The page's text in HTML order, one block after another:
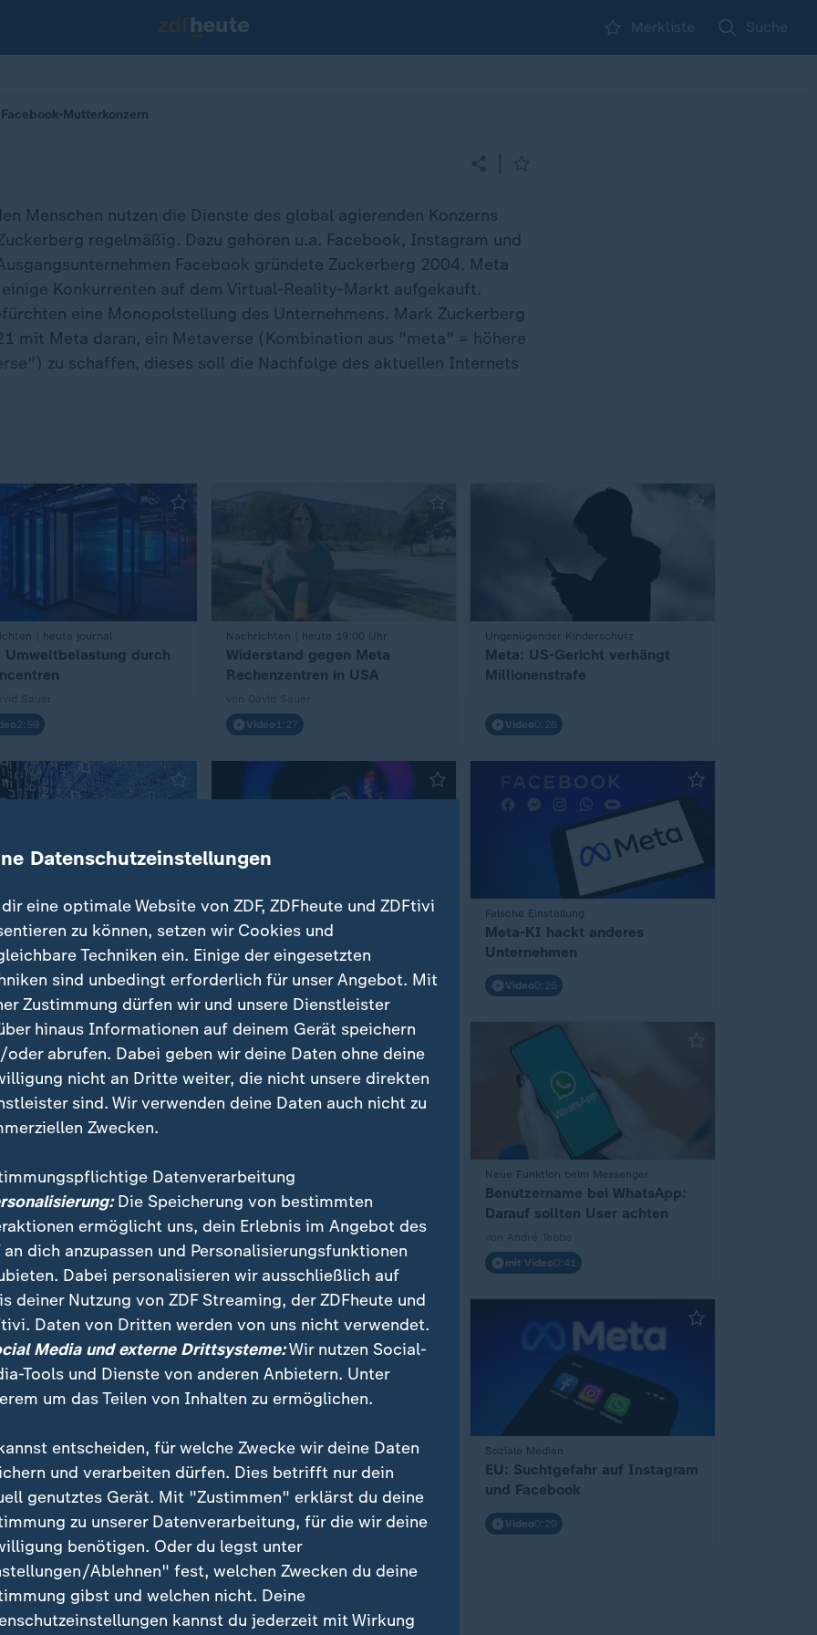
Merkliste Suche
Mutterkonzern
Menschen nutzen die Dienste des global agierenden Konzerns
regelmäßig. Dazu gehören u.a. Facebook, Instagram und
Facebook gründete Zuckerberg 2004. Meta
Konkurrenten auf dem Virtual-Reality-Markt aufgekauft.
eine Monopolstellung des Unternehmens. Mark Zuckerberg
mit Meta daran, ein Metaverse (Kombination aus "meta" = höhere
zu schaffen, dieses soll die Nachfolge des aktuellen Internets
| heute journal
Umweltbelastung durch
2:59
Nachrichten | heute 19:00 Uhr
:
Widerstand gegen Meta
Rechenzentren in USA
Video 1:27
Ungenügender Kinderschutz
:
Meta: US-Gericht verhängt
Millionenstrafe
Video0:26
Cyberattacken
Hackerangriffe durch:
ist die Bedrohung?
Video0:26
Ähnliche Fälle bei OpenAI und Anthropic
:Auch KI von Meta hackte sich
in fremde Firma
mit Video0:26
Falsche Einstellung
:
Meta-KI hackt anderes
Unternehmen
Video0:26
EU-Land
beschließt Social-
Verbot für unter 15-
Frankreich
: Frankreich: Social-Media-
Verbot für Kinder
Neue Funktion beim Messenger
:
Benutzername bei WhatsApp:
Darauf sollten User achten
mit Video0:41
Meta-Bildgenerator
du dein Instagram-
vor KI
0:44
Untersuchung zu Meta-Konzern
:EU sieht Suchtgefahr bei
Instagram und Facebook
mit Video0:29
Soziale Medien
:
EU: Suchtgefahr auf Instagram
und Facebook
Video0:29
Datenschutzeinstellungen
eine optimale Website von ZDF, ZDFheute und ZDFtivi
zu können, setzen wir Cookies und
Techniken ein. Einige der eingesetzten
sind unbedingt erforderlich für unser Angebot. Mit
Zustimmung dürfen wir und unsere Dienstleister
hinaus Informationen auf deinem Gerät speichern
oder abrufen. Dabei geben wir deine Daten ohne deine
nicht an Dritte weiter, die nicht unsere direkten
sind. Wir verwenden deine Daten auch nicht zu
Zwecken.
Datenverarbeitung
Die Speicherung von bestimmten
ermöglicht uns, dein Erlebnis im Angebot des
an dich anzupassen und Personalisierungsfunktionen
Dabei personalisieren wir ausschließlich auf
deiner Nutzung von ZDF Streaming, der ZDFheute und
Daten von Dritten werden von uns nicht verwendet.
Media und externe Drittsysteme:Wir nutzen Social-
Tools und Dienste von anderen Anbietern. Unter
um das Teilen von Inhalten zu ermöglichen.
entscheiden, für welche Zwecke wir deine Daten
und verarbeiten dürfen. Dies betrifft nur dein
genutztes Gerät. Mit "Zustimmen" erklärst du deine
zu unserer Datenverarbeitung, für die wir deine
benötigen. Oder du legst unter
Ablehnen" fest, welchen Zwecken du deine
gibst und welchen nicht. Deine
kannst du jederzeit mit Wirkung